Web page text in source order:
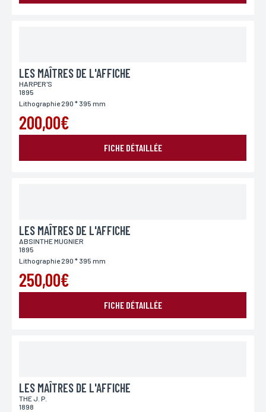
LES MAÎTRES DE L'AFFICHE
HARPER'S
1895
Lithographie 290 * 395 mm
200,00€
FICHE DÉTAILLÉE
LES MAÎTRES DE L'AFFICHE
ABSINTHE MUGNIER
1895
Lithographie 290 * 395 mm
250,00€
FICHE DÉTAILLÉE
LES MAÎTRES DE L'AFFICHE
THE J. P.
1898